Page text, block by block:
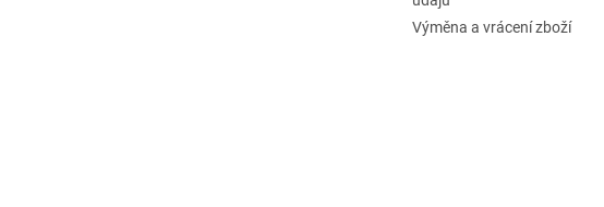
Výměna a vrácení zboží